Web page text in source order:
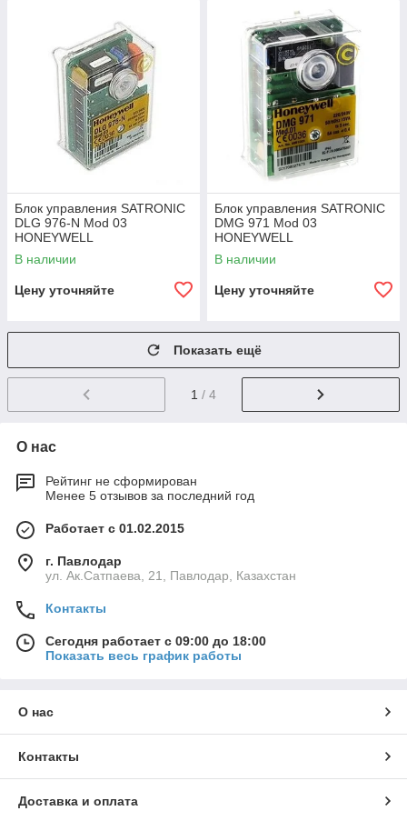
Блок управления SATRONIC
DLG 976-N Mod 03
HONEYWELL
В наличии
Цену уточняйте
Блок управления SATRONIC
DMG 971 Mod 03
HONEYWELL
В наличии
Цену уточняйте
Показать ещё
1 / 4
О нас
Рейтинг не сформирован
Менее 5 отзывов за последний год
Работает с 01.02.2015
г. Павлодар
ул. Ак.Сатпаева, 21, Павлодар, Казахстан
Контакты
Сегодня работает с 09:00 до 18:00
Показать весь график работы
О нас
Контакты
Доставка и оплата